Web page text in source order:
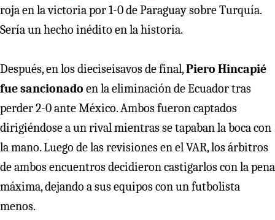
roja en la victoria por 1-0 de Paraguay sobre Turquía.
Sería un hecho inédito en la historia.
Después, en los dieciseisavos de final,Piero Hincapié
fue sancionado en la eliminación de Ecuador tras
perder 2-0 ante México. Ambos fueron captados
dirigiéndose a un rival mientras se tapaban la boca con
la mano. Luego de las revisiones en el VAR, los árbitros
de ambos encuentros decidieron castigarlos con la pena
máxima, dejando a sus equipos con un futbolista
menos.